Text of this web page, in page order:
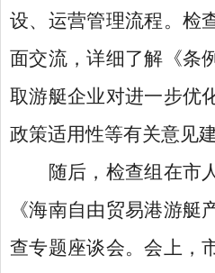
设、运营管理流程。检
面交流，详细了解《条
取游艇企业对进一步优
政策适用性等有关意见建
随后，检查组在市
《海南自由贸易港游艇
查专题座谈会。会上，